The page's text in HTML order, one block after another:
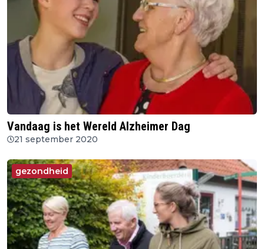
Vandaag is het Wereld Alzheimer Dag
21 september 2020
gezondheid